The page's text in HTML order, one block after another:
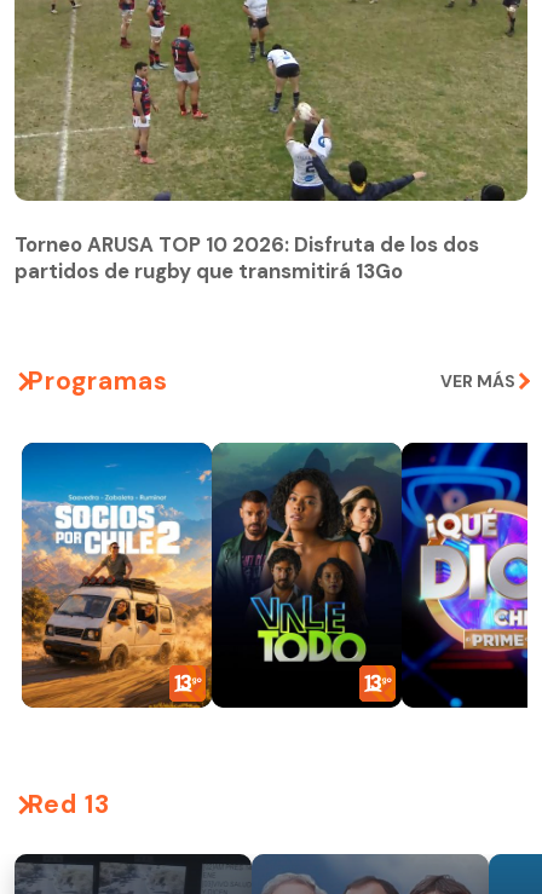
Torneo ARUSA TOP 10 2026: Disfruta de los dos
partidos de rugby que transmitirá 13Go
Programas VER MÁS
Red 13